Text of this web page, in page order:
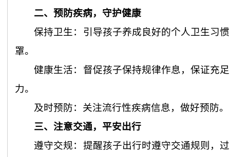
二、预防疾病，守护健康
保持卫生：引导孩子养成良好的个人卫生习
罩。
健康生活：督促孩子保持规律作息，保证充
力。
及时预防：关注流行性疾病信息，做好预防。
三、注意交通，平安出行
遵守交规：提醒孩子出行时遵守交通规则，